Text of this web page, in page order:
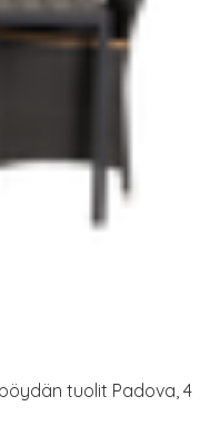
tuolit Padova, 4